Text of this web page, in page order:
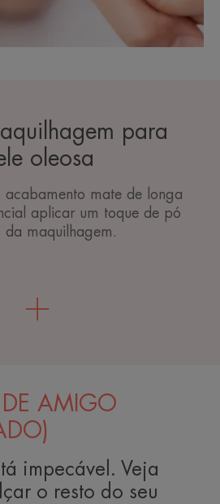
para
oleosa
acabamento mate de longa
aplicar um toque de pó
da maquilhagem.
AMIGO
impecável. Veja
o resto do seu